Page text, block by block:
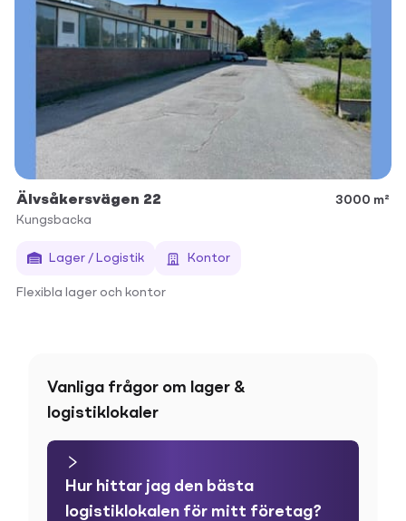
Älvsåkersvägen 22
3000 m²
Kungsbacka
Lager / Logistik Kontor
Flexibla lager och kontor
Vanliga frågor om lager &
logistiklokaler
Hur hittar jag den bästa
logistiklokalen för mitt företag?